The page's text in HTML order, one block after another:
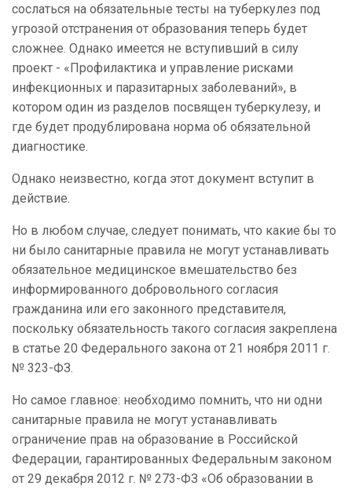
сослаться на обязательные тесты на туберкулез под
угрозой отстранения от образования теперь будет
сложнее. Однако имеется не вступивший в силу
проект - «Профилактика и управление рисками
инфекционных и паразитарных заболеваний», в
котором один из разделов посвящен туберкулезу, и
где будет продублирована норма об обязательной
диагностике.
Однако неизвестно, когда этот документ вступит в
действие.
Но в любом случае, следует понимать, что какие бы то
ни было санитарные правила не могут устанавливать
обязательное медицинское вмешательство без
информированного добровольного согласия
гражданина или его законного представителя,
поскольку обязательность такого согласия закреплена
в статье 20 Федерального закона от 21 ноября 2011 г.
№ 323-ФЗ.
Но самое главное: необходимо помнить, что ни одни
санитарные правила не могут устанавливать
ограничение прав на образование в Российской
Федерации, гарантированных Федеральным законом
от 29 декабря 2012 г. № 273-ФЗ «Об образовании в